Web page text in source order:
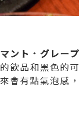
ント．グレー
飲品和黑色的
會有點氣泡感